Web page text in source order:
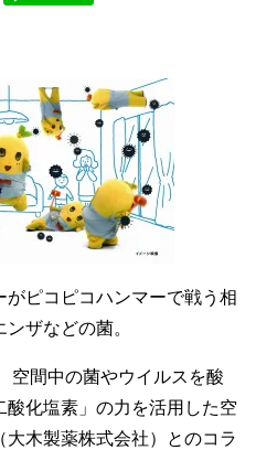
がピコピコハンマーで戦う相
ザなどの菌。
空間中の菌やウイルスを酸
化塩素」の力を活用した空
木製薬株式会社）とのコラ